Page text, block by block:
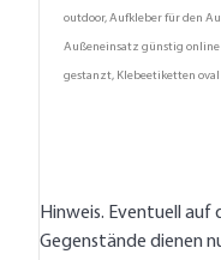
outdoor, Aufkleber für den
Außeneinsatz günstig online
gestanzt, Klebeetiketten
Hinweis. Eventuell
Gegenstände dienen